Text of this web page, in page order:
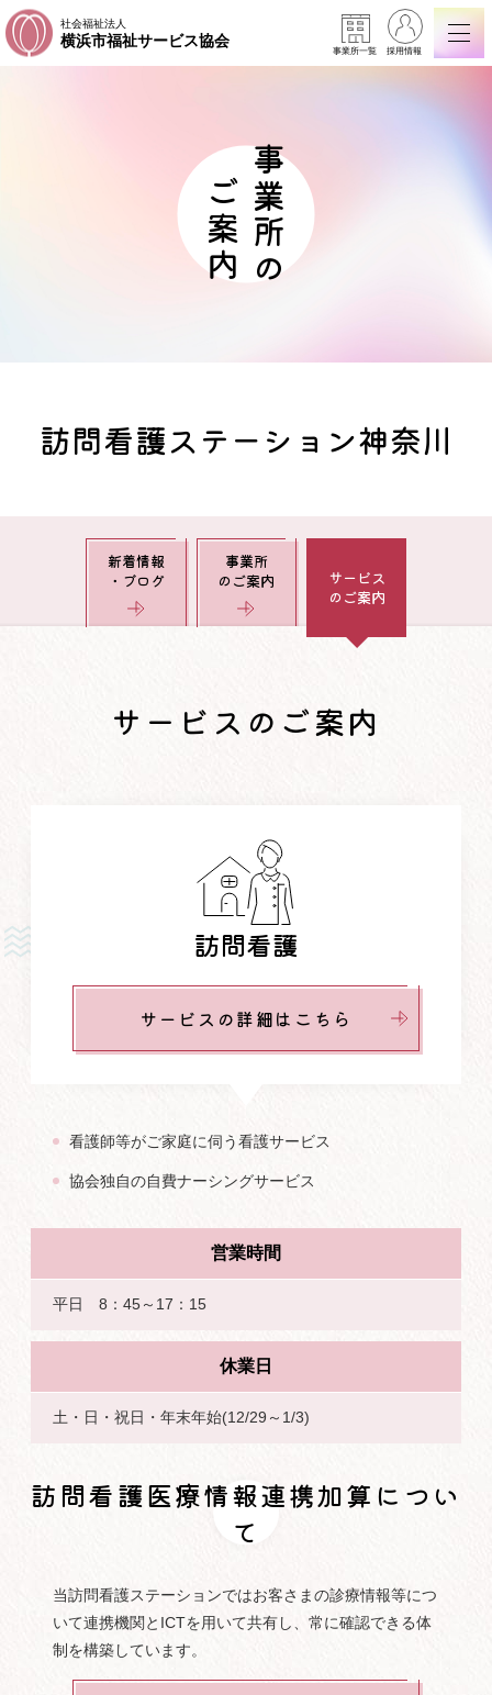
社会福祉法人
横浜市福祉サービス協会
事業所一覧 採用情報
事業所の
ご案内
訪問看護ステーション神奈川
新着情報
・ブログ
事業所
のご案内
サービス
のご案内
サービスのご案内
訪問看護
サービスの詳細はこちら
看護師等がご家庭に伺う看護サービス
協会独自の自費ナーシングサービス
営業時間
平日 8：45～17：15
休業日
土・日・祝日・年末年始(12/29～1/3)
訪問看護医療情報連携加算につい
て
当訪問看護ステーションではお客さまの診療情報等につ
いて連携機関とICTを用いて共有し、常に確認できる体
制を構築しています。